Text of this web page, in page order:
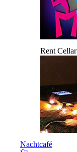
Rent Cellar
Nachtcafé